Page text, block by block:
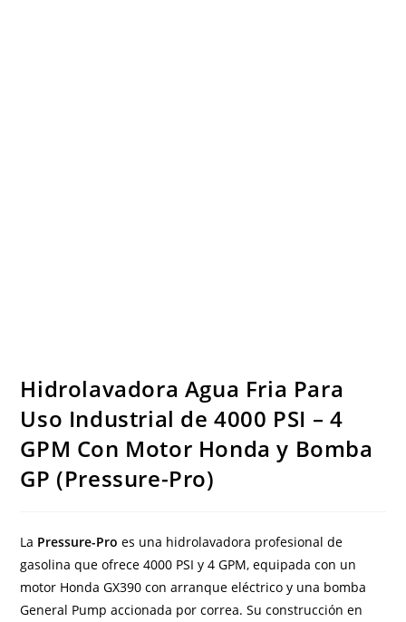
Hidrolavadora Agua Fria Para
Uso Industrial de 4000 PSI – 4
GPM Con Motor Honda y Bomba
GP (Pressure-Pro)
La Pressure-Pro es una hidrolavadora profesional de
gasolina que ofrece 4000 PSI y 4 GPM, equipada con un
motor Honda GX390 con arranque eléctrico y una bomba
General Pump accionada por correa. Su construcción en